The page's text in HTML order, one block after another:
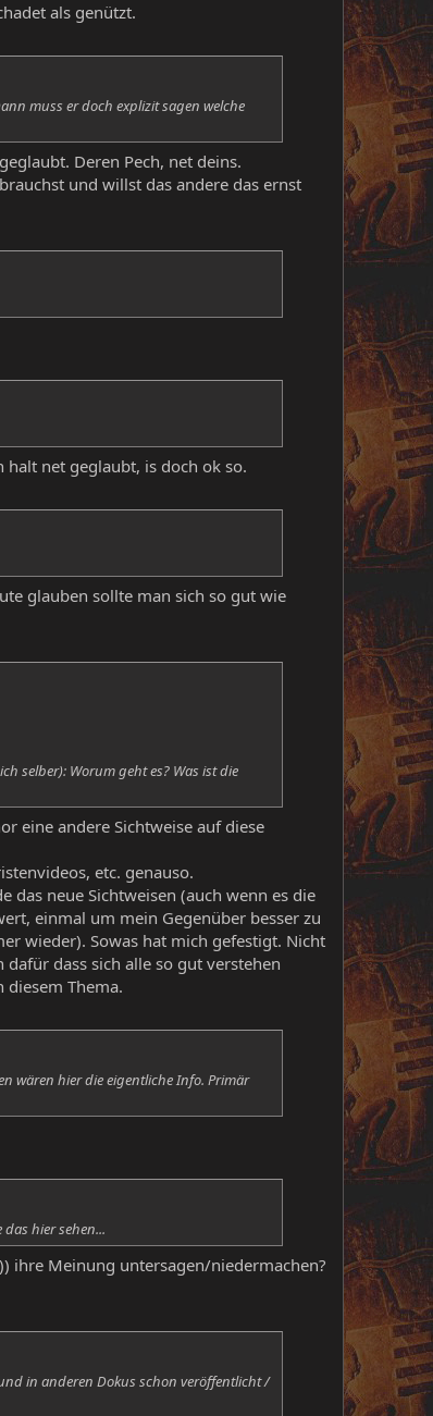
als genützt.
muss er doch explizit sagen welche
Deren Pech, net deins.
und willst das andere das ernst
halt net geglaubt, is doch ok so.
glauben sollte man sich so gut wie
selber): Worum geht es? Was ist die
eine andere Sichtweise auf diese
etc. genauso.
neue Sichtweisen (auch wenn es die
einmal um mein Gegenüber besser zu
wieder). Sowas hat mich gefestigt. Nicht
dass sich alle so gut verstehen
Thema.
wären hier die eigentliche Info. Primär
hier sehen...
ihre Meinung untersagen/niedermachen?
in anderen Dokus schon veröffentlicht /